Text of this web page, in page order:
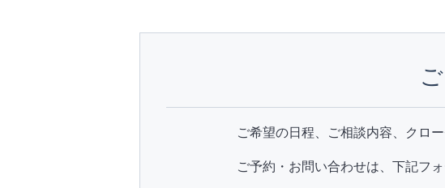
ご希望の日程、ご相談内容、クロ
ご予約・お問い合わせは、下記フ